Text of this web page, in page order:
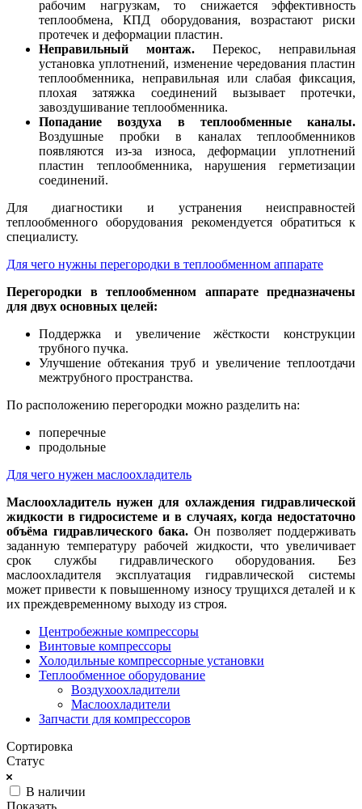
рабочим нагрузкам, то снижается эффективность
теплообмена, КПД оборудования, возрастают риски
протечек и деформации пластин.
Неправильный монтаж. Перекос, неправильная
установка уплотнений, изменение чередования пластин
теплообменника, неправильная или слабая фиксация,
плохая затяжка соединений вызывает протечки,
завоздушивание теплообменника.
Попадание воздуха в теплообменные каналы.
Воздушные пробки в каналах теплообменников
появляются из-за износа, деформации уплотнений
пластин теплообменника, нарушения герметизации
соединений.
Для диагностики и устранения неисправностей
теплообменного оборудования рекомендуется обратиться к
специалисту.
Для чего нужны перегородки в теплообменном аппарате
Перегородки в теплообменном аппарате предназначены
для двух основных целей:
Поддержка и увеличение жёсткости конструкции
трубного пучка.
Улучшение обтекания труб и увеличение теплоотдачи
межтрубного пространства.
По расположению перегородки можно разделить на:
поперечные
продольные
Для чего нужен маслоохладитель
Маслоохладитель нужен для охлаждения гидравлической
жидкости в гидросистеме и в случаях, когда недостаточно
объёма гидравлического бака. Он позволяет поддерживать
заданную температуру рабочей жидкости, что увеличивает
срок службы гидравлического оборудования. Без
маслоохладителя эксплуатация гидравлической системы
может привести к повышенному износу трущихся деталей и к
их преждевременному выходу из строя.
Центробежные компрессоры
Винтовые компрессоры
Холодильные компрессорные установки
Теплообменное оборудование
Воздухоохладители
Маслоохладители
Запчасти для компрессоров
Сортировка
Статус
В наличии
Показать